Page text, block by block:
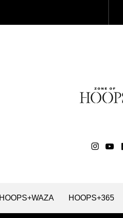
HOOPS+WAZA HOOPS+365